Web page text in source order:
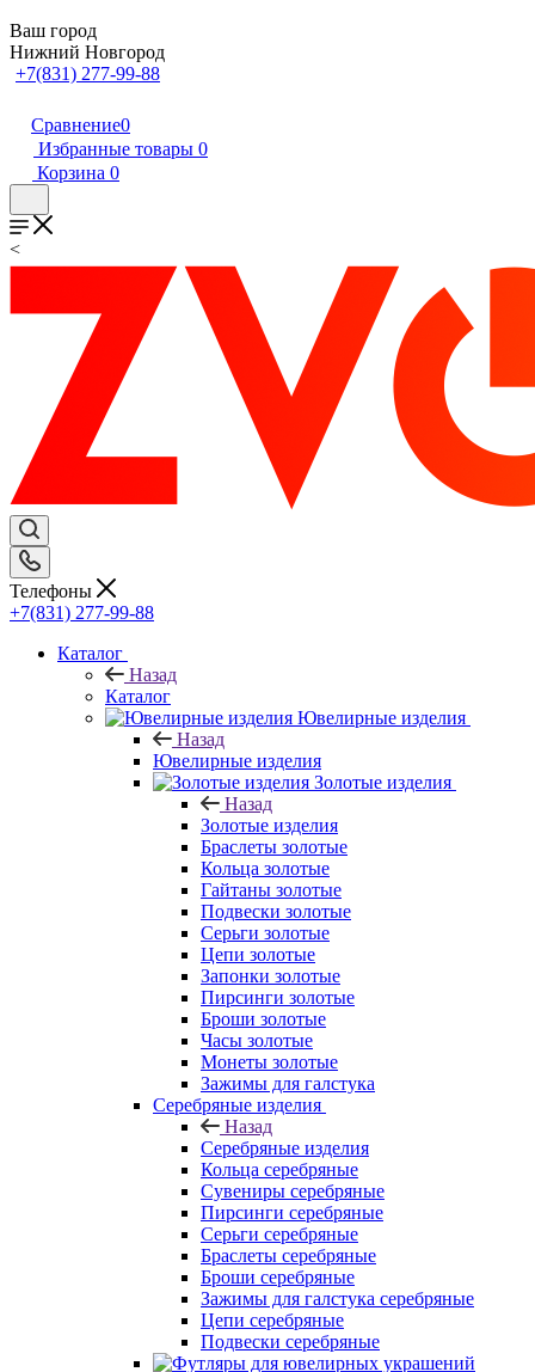
Ваш город
Нижний Новгород
+7(831) 277-99-88
Сравнение0
Избранные товары 0
Корзина 0
<
Телефоны
+7(831) 277-99-88
Каталог
Назад
Каталог
Ювелирные изделия
Назад
Ювелирные изделия
Золотые изделия
Назад
Золотые изделия
Браслеты золотые
Кольца золотые
Гайтаны золотые
Подвески золотые
Серьги золотые
Цепи золотые
Запонки золотые
Пирсинги золотые
Броши золотые
Часы золотые
Монеты золотые
Зажимы для галстука
Серебряные изделия
Назад
Серебряные изделия
Кольца серебряные
Сувениры серебряные
Пирсинги серебряные
Серьги серебряные
Браслеты серебряные
Броши серебряные
Зажимы для галстука серебряные
Цепи серебряные
Подвески серебряные